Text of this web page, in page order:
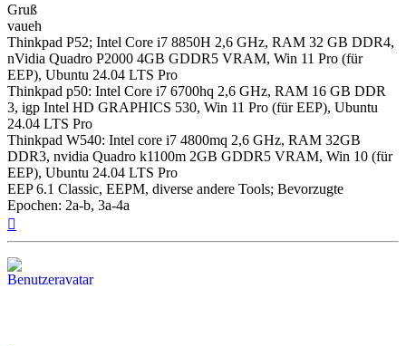
Gruß
vaueh
Thinkpad P52; Intel Core i7 8850H 2,6 GHz, RAM 32 GB DDR4,
nVidia Quadro P2000 4GB GDDR5 VRAM, Win 11 Pro (für
EEP), Ubuntu 24.04 LTS Pro
Thinkpad p50: Intel Core i7 6700hq 2,6 GHz, RAM 16 GB DDR
3, igp Intel HD GRAPHICS 530, Win 11 Pro (für EEP), Ubuntu
24.04 LTS Pro
Thinkpad W540: Intel core i7 4800mq 2,6 GHz, RAM 32GB
DDR3, nvidia Quadro k1100m 2GB GDDR5 VRAM, Win 10 (für
EEP), Ubuntu 24.04 LTS Pro
EEP 6.1 Classic, EEPM, diverse andere Tools; Bevorzugte
Epochen: 2a-b, 3a-4a